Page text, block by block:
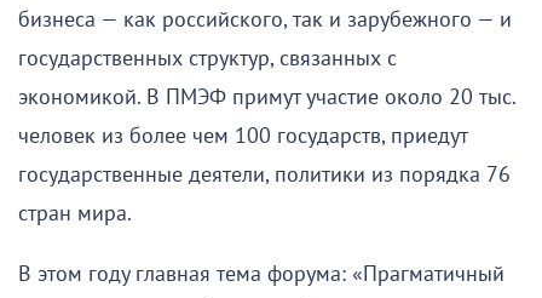
бизнеса — как российского, так и зарубежного — и
государственных структур, связанных с
экономикой. В ПМЭФ примут участие около 20 тыс.
человек из более чем 100 государств, приедут
государственные деятели, политики из порядка 76
стран мира.
В этом году главная тема форума: «Прагматичный